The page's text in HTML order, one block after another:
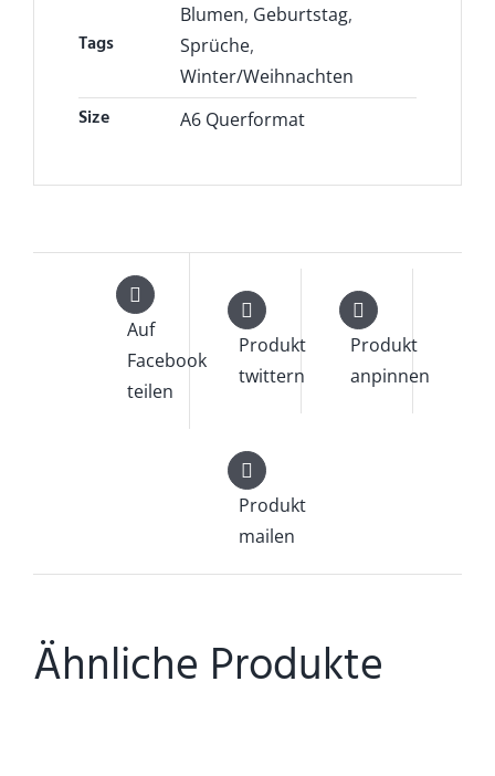
Tags
Blumen, Geburtstag,
Sprüche,
Winter/Weihnachten
Size A6 Querformat
Auf
Facebook
teilen
Produkt
twittern
Produkt
anpinnen
Produkt
mailen
Ähnliche Produkte